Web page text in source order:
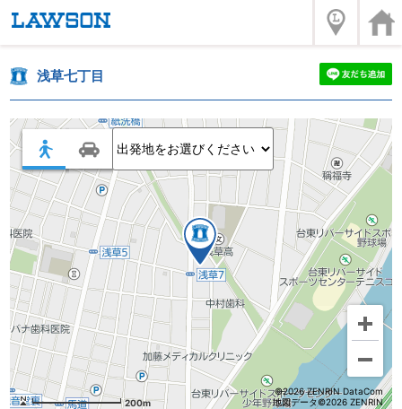
浅草七丁目
200m
©2026 ZENRIN DataCom
地図データ©2026 ZENRIN